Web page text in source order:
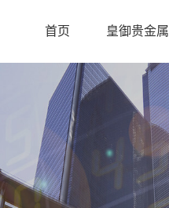
首页 皇御贵金属